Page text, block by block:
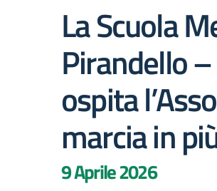
La Scuola
Pirandello
ospita
marcia in
9 Aprile 2026